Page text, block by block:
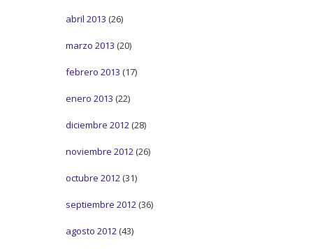
abril 2013 (26)
marzo 2013 (20)
febrero 2013 (17)
enero 2013 (22)
diciembre 2012 (28)
noviembre 2012 (26)
octubre 2012 (31)
septiembre 2012 (36)
agosto 2012 (43)